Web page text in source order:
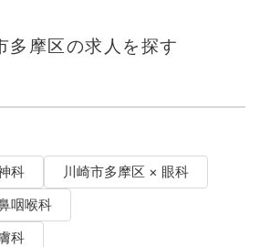
多摩区の求人を探す
科
川崎市多摩区 × 眼科
咽喉科
科